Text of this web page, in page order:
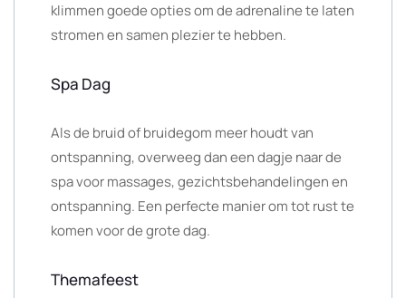
klimmen goede opties om de adrenaline te laten
stromen en samen plezier te hebben.
Spa Dag
Als de bruid of bruidegom meer houdt van
ontspanning, overweeg dan een dagje naar de
spa voor massages, gezichtsbehandelingen en
ontspanning. Een perfecte manier om tot rust te
komen voor de grote dag.
Themafeest